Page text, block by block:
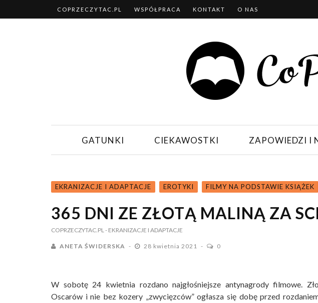
COPRZECZYTAC.PL WSPÓŁPRACA KONTAKT O NAS
GATUNKI CIEKAWOSTKI ZAPOWIEDZI I
EKRANIZACJE I ADAPTACJE EROTYKI FILMY NA PODSTAWIE KSIĄŻEK
365 DNI ZE ZŁOTĄ MALINĄ ZA
COPRZECZYTAC.PL- EKRANIZACJE I ADAPTACJE
ANETA ŚWIDERSKA 28 kwietnia 2021 0
W sobotę 24 kwietnia rozdano najgłośniejsze antynagrody filmowe.
Oscarów i nie bez kozery „zwycięzców” ogłasza się dobę przed